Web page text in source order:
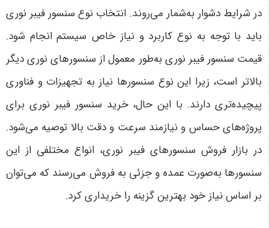
در شرایط دشوار به‌شمار می‌روند. انتخاب نوع سنسور فیبر نوری
باید با توجه به نوع کاربرد و نیاز خاص سیستم انجام شود.
قیمت سنسور فیبر نوری به‌طور معمول از سنسورهای نوری دیگر
بالاتر است، زیرا این نوع سنسورها نیاز به تجهیزات و فناوری
پیچیده‌تری دارند. با این حال، خرید سنسور فیبر نوری برای
پروژه‌های حساس و نیازمند سرعت و دقت بالا توصیه می‌شود.
در بازار فروش سنسورهای فیبر نوری، انواع مختلفی از این
سنسورها به‌صورت عمده و جزئی به فروش می‌رسند که می‌توان
بر اساس نیاز خود بهترین گزینه را خریداری کرد.